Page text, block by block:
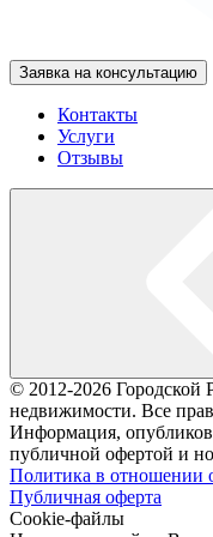
Заявка на консультацию
Контакты
Услуги
Отзывы
© 2012-2026 Городской
недвижимости. Все
Информация,
публичной офертой и
Политика в отношении
Публичная оферта
Cookie-файлы